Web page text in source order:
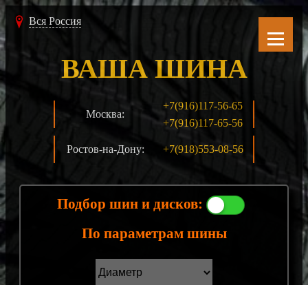
Вся Россия
Москва:
+7(916)117-56-65
+7(916)117-65-56
Ростов-на-Дону: +7(918)553-08-56
ВАША ШИНА
Подбор шин и дисков:
По параметрам шины